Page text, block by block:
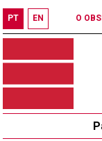
PT EN O